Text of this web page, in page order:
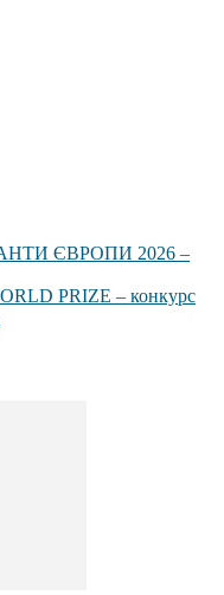
ЄВРОПИ 2026 –
PRIZE – конкурс